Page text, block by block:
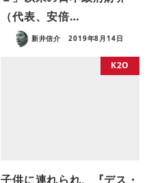
（代表、安倍…
新井信介 2019年8月14日
K2O
子供に連れられ、『デス・